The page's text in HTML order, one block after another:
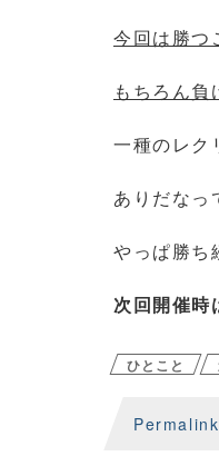
今回は勝つ
もちろん負
一種のレク
ありだなっ
やっぱ勝ち
次回開催時
ひとこと
Permalink